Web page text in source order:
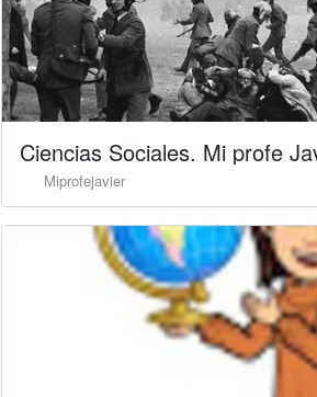
Ciencias Sociales. Mi profe
Miprofejavier